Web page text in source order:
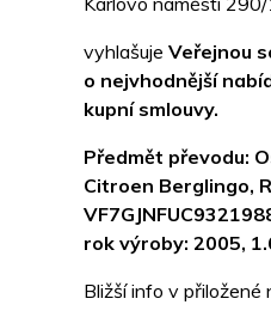
vyhlašuje Veřejnou
o nejvhodnější
kupní smlouvy.
Předmět převodu:
Citroen Berglingo,
rok výroby: 2005,
Bližší info v přiložené